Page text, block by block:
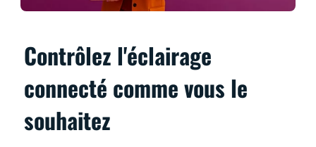
Contrôlez l'éclairage
connecté comme vous le
souhaitez